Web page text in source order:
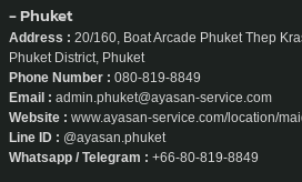
- Phuket
Address : 20/160, Boat Arcade Phuket Thep
Phuket District, Phuket
Phone Number : 080-819-8849
Email : admin.phuket@ayasan-service.com
Website : www.ayasan-service.com/location/
Line ID : @ayasan.phuket
Whatsapp / Telegram : +66-80-819-8849